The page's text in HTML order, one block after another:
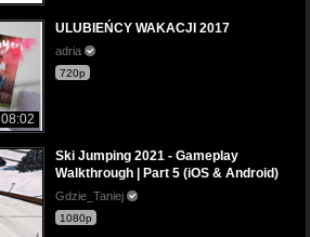
08:02
ULUBIEŃCY WAKACJI 2017
adria
720p
Ski Jumping 2021 - Gameplay
Walkthrough | Part 5 (iOS & Android)
Gdzie_Taniej
1080p